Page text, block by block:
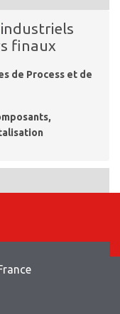
industriels
finaux
de Process et de